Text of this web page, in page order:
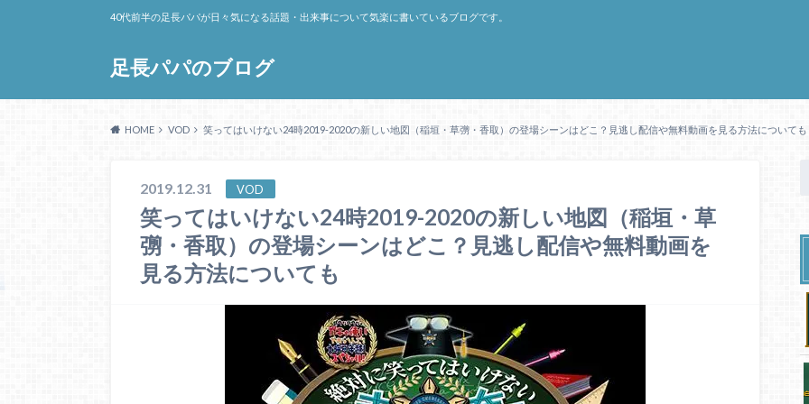
足長パパのブログ
40代前半の足長パパが日々気になる話題・出来事について気楽に書いているブログです。
HOME VOD 笑ってはいけない24時2019-2020の新しい地図（稲垣・草彅・香取）の登場シーンはどこ？見逃し配信や無料動画を見る方法についても
2019.12.31 VOD
笑ってはいけない24時2019-2020の新しい地図（稲垣・草
彅・香取）の登場シーンはどこ？見逃し配信や無料動画を
見る方法についても